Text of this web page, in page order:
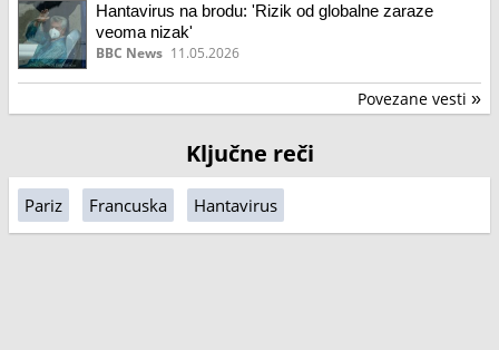
Hantavirus na brodu: 'Rizik od globalne zaraze
veoma nizak'
BBC News 11.05.2026
Povezane vesti »
Ključne reči
Pariz Francuska Hantavirus